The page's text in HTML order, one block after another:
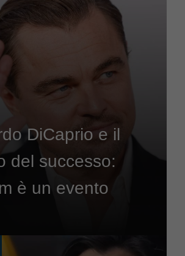
DiCaprio e il
del successo:
è un evento